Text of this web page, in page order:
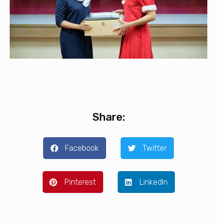
Share:
Facebook Twitter
Pinterest LinkedIn